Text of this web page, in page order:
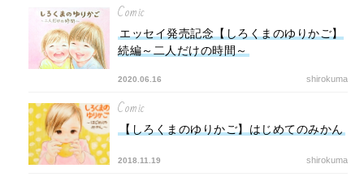
Comic
エッセイ発売記念【しろくまのゆりかご】
続編～二人だけの時間～
2020.06.16 shirokuma
Comic
【しろくまのゆりかご】はじめてのみかん
2018.11.19 shirokuma